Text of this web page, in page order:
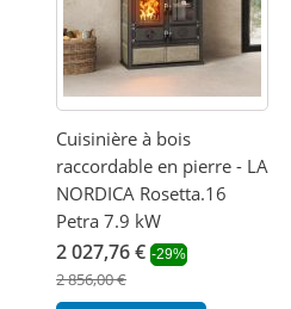
Cuisinière à bois
raccordable en pierre - LA
NORDICA Rosetta.16
Petra 7.9 kW
2 027,76 € -29%
2 856,00 €